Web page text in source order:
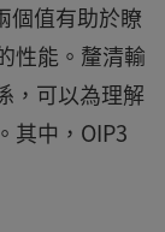
個值有助於瞭
性能。釐清輸
，可以為理解
其中，OIP3